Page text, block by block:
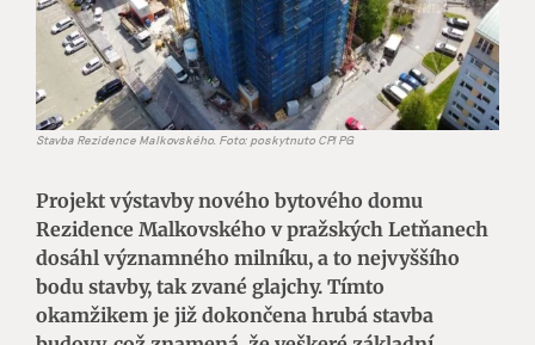
Stavba Rezidence Malkovského. Foto: poskytnuto CPI PG
Projekt výstavby nového bytového domu
Rezidence Malkovského v pražských Letňanech
dosáhl významného milníku, a to nejvyššího
bodu stavby, tak zvané glajchy. Tímto
okamžikem je již dokončena hrubá stavba